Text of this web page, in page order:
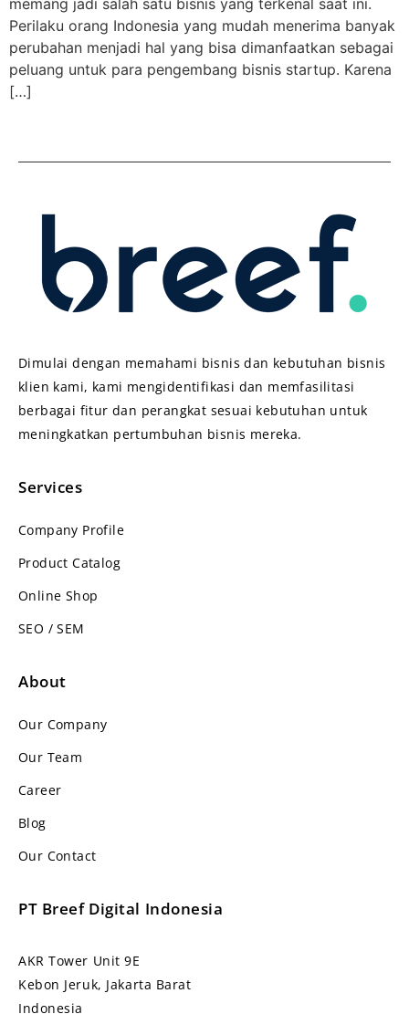
memang jadi salah satu bisnis yang terkenal saat ini.
Perilaku orang Indonesia yang mudah menerima banyak
perubahan menjadi hal yang bisa dimanfaatkan sebagai
peluang untuk para pengembang bisnis startup. Karena
[…]
Dimulai dengan memahami bisnis dan kebutuhan bisnis
klien kami, kami mengidentifikasi dan memfasilitasi
berbagai fitur dan perangkat sesuai kebutuhan untuk
meningkatkan pertumbuhan bisnis mereka.
Services
Company Profile
Product Catalog
Online Shop
SEO / SEM
About
Our Company
Our Team
Career
Blog
Our Contact
PT Breef Digital Indonesia
AKR Tower Unit 9E
Kebon Jeruk, Jakarta Barat
Indonesia